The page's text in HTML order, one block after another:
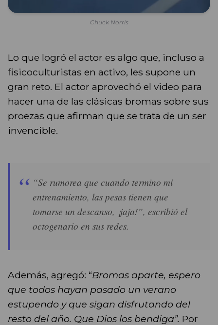
Chuck Norris
Lo que logró el actor es algo que, incluso a
fisicoculturistas en activo, les supone un
gran reto. El actor aprovechó el video para
hacer una de las clásicas bromas sobre sus
proezas que afirman que se trata de un ser
invencible.
“Se rumorea que cuando termino mi
entrenamiento, las pesas tienen que
tomarse un descanso, ¡jaja!”, escribió el
octogenario en sus redes.
Además, agregó: “Bromas aparte, espero
que todos hayan pasado un verano
estupendo y que sigan disfrutando del
resto del año. Que Dios los bendiga”. Por